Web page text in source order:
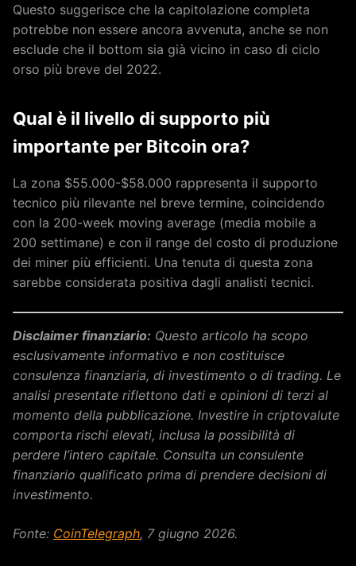
Questo suggerisce che la capitolazione completa
potrebbe non essere ancora avvenuta, anche se non
esclude che il bottom sia già vicino in caso di ciclo
orso più breve del 2022.
Qual è il livello di supporto più
importante per Bitcoin ora?
La zona $55.000-$58.000 rappresenta il supporto
tecnico più rilevante nel breve termine, coincidendo
con la 200-week moving average (media mobile a
200 settimane) e con il range del costo di produzione
dei miner più efficienti. Una tenuta di questa zona
sarebbe considerata positiva dagli analisti tecnici.
Disclaimer finanziario: Questo articolo ha scopo
esclusivamente informativo e non costituisce
consulenza finanziaria, di investimento o di trading. Le
analisi presentate riflettono dati e opinioni di terzi al
momento della pubblicazione. Investire in criptovalute
comporta rischi elevati, inclusa la possibilità di
perdere l’intero capitale. Consulta un consulente
finanziario qualificato prima di prendere decisioni di
investimento.
Fonte: CoinTelegraph, 7 giugno 2026.